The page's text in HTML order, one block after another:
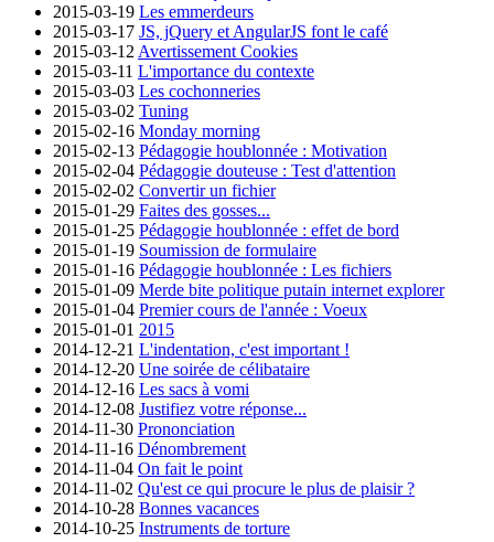
2015-03-19 Les emmerdeurs
2015-03-17 JS, jQuery et AngularJS font le café
2015-03-12 Avertissement Cookies
2015-03-11 L'importance du contexte
2015-03-03 Les cochonneries
2015-03-02 Tuning
2015-02-16 Monday morning
2015-02-13 Pédagogie houblonnée : Motivation
2015-02-04 Pédagogie douteuse : Test d'attention
2015-02-02 Convertir un fichier
2015-01-29 Faites des gosses...
2015-01-25 Pédagogie houblonnée : effet de bord
2015-01-19 Soumission de formulaire
2015-01-16 Pédagogie houblonnée : Les fichiers
2015-01-09 Merde bite politique putain internet explorer
2015-01-04 Premier cours de l'année : Voeux
2015-01-01 2015
2014-12-21 L'indentation, c'est important !
2014-12-20 Une soirée de célibataire
2014-12-16 Les sacs à vomi
2014-12-08 Justifiez votre réponse...
2014-11-30 Prononciation
2014-11-16 Dénombrement
2014-11-04 On fait le point
2014-11-02 Qu'est ce qui procure le plus de plaisir ?
2014-10-28 Bonnes vacances
2014-10-25 Instruments de torture